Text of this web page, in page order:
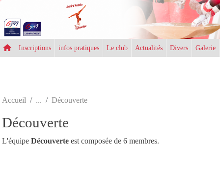
Inscriptions infos pratiques Le club Actualités Divers Galerie
Accueil Découverte
Découverte
L'équipe Découverte est composée de 6 membres.
Panneau de gestion des cookies